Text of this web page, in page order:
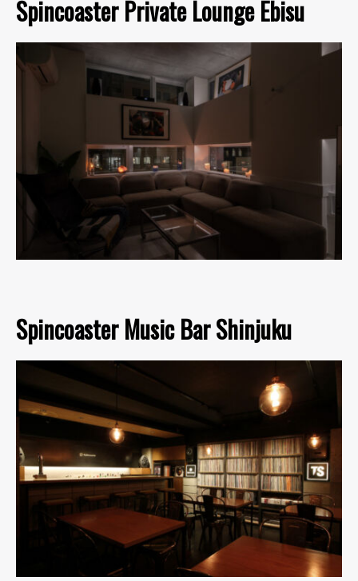
Spincoaster Private Lounge Ebisu
Spincoaster Music Bar Shinjuku